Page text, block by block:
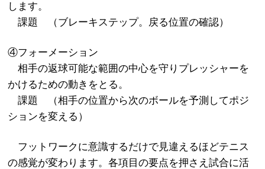
します。
課題 （ブレーキステップ。戻る位置の確認）
④フォーメーション
相手の返球可能な範囲の中心を守りプレッシャーを
かけるための動きをとる。
課題 （相手の位置から次のボールを予測してポジ
ションを変える）
フットワークに意識するだけで見違えるほどテニス
の感覚が変わります。各項目の要点を押さえ試合に活